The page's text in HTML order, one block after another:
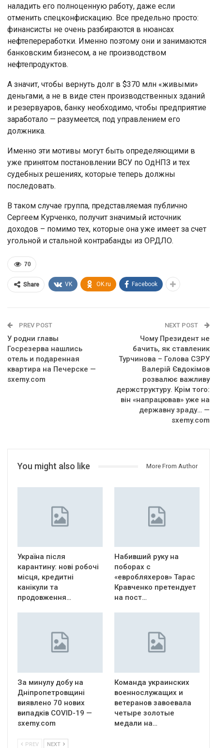
наладить его полноценную работу, даже если
отменить спецконфискацию. Все предельно просто:
финансисты не очень разбираются в нюансах
нефтепереработки. Именно поэтому они и занимаются
банковским бизнесом, а не производством
нефтепродуктов.
А значит, чтобы вернуть долг в $370 млн «живыми»
деньгами, а не в виде стен производственных зданий
и резервуаров, банку необходимо, чтобы предприятие
заработало — разумеется, под управлением его
должника.
Именно эти мотивы могут быть определяющими в
уже принятом постановлении ВСУ по ОдНПЗ и тех
судебных решениях, которые теперь должны
последовать.
В таком случае группа, представляемая публично
Сергеем Курченко, получит значимый источник
доходов – помимо тех, которые она уже имеет за счет
угольной и стальной контрабанды из ОРДЛО.
70
Share VK OK.ru Facebook
PREV POST
У родни главы
Госрезерва нашлись
отель и подаренная
квартира на Печерске —
sxemy.com
NEXT POST
Чому Президент не
бачить, як ставленик
Турчинова – Голова СЗРУ
Валерій Євдокімов
розвалює важливу
держструктуру. Крім того:
він «напрацював» уже на
державну зраду… —
sxemy.com
You might also like More From Author
Україна після
карантину: нові робочі
місця, кредитні
канікули та
продовження…
Набивший руку на
поборах с
«евробляхеров» Тарас
Кравченко претендует
на пост…
За минулу добу на
Дніпропетровщині
виявлено 70 нових
випадків COVID-19 —
sxemy.com
Команда украинских
военнослужащих и
ветеранов завоевала
четыре золотые
медали на…
PREV NEXT